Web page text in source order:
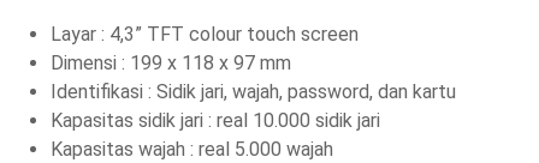
Layar : 4,3” TFT colour touch screen
Dimensi : 199 x 118 x 97 mm
Identifikasi : Sidik jari, wajah, password, dan kartu
Kapasitas sidik jari : real 10.000 sidik jari
Kapasitas wajah : real 5.000 wajah